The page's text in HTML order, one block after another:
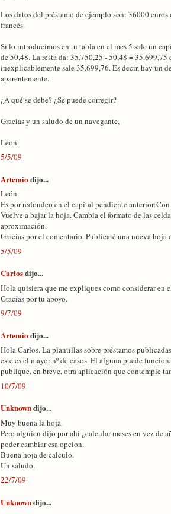
Los datos del préstamo de ejemplo son: 36000
francés.
Si lo introducimos en tu tabla en el mes 5 sale un
de 50,48. La resta da: 35.750,25 - 50,48 =
inexplicablemente sale 35.699,76. Es decir, hay un
aparentemente.
¿A qué se debe? ¿Se puede corregir?
Gracias y un saludo de un navegante,
Leon
5/5/09
Artemiodijo...
León:
Es por redondeo en el capital pendiente
Vuelve a bajar la hoja. Cambia el formato de las
aproximación.
Gracias por el comentario. Publicaré una nueva hoja
5/5/09
Carlosdijo...
Hola quisiera que me expliques como considerar en
Gracias por tu apoyo.
9/7/09
Artemiodijo...
Hola Carlos. La plantillas sobre préstamos
este es el mayor nº de casos. El alguna puede
publique, en breve, otra aplicación que contemple
10/7/09
Unknowndijo...
Muy buena la hoja.
Pero alguien dijo por ahi ¿calcular meses en vez de
poder cambiar esa opcion.
Buena hoja de calculo.
Un saludo.
22/7/09
Unknowndijo...